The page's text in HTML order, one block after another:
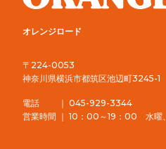
オレンジロード
〒224-0053
神奈川県横浜市都筑区池辺町3245-1
電話 ｜ 045-929-3344
営業時間 ｜ 10：00～19：00 水曜